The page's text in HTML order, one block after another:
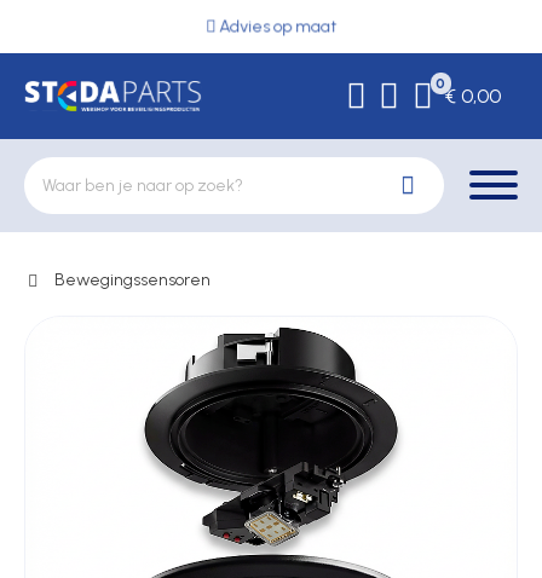
Advies op maat
0
€ 0,00
Deurbeslag
Elektrische vergrendeling
Hekwerkonderdelen
Bewegingssensoren